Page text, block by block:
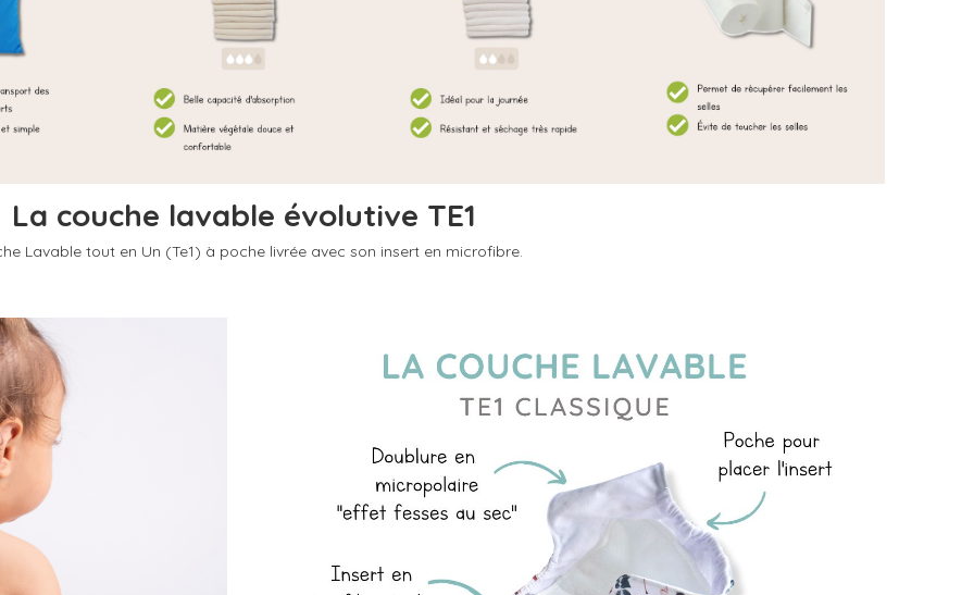
La couche lavable évolutive TE1
Lavable tout en Un (Te1) à poche livrée avec son insert en microfibre.